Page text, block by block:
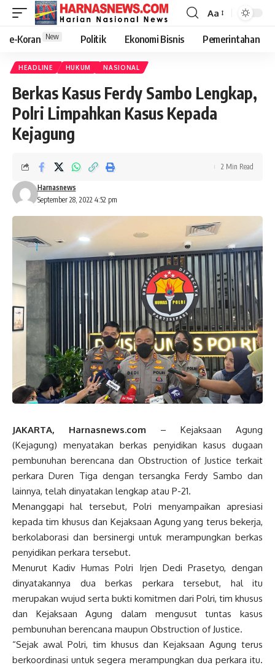
Aa
e-Koran New Politik Ekonomi Bisnis Pemerintahan
HEADLINE HUKUM NASIONAL
Berkas Kasus Ferdy Sambo Lengkap,
Polri Limpahkan Kasus Kepada
Kejagung
September 28, 2022 4:52 pm
Harnasnews
2 Min Read
JAKARTA, Harnasnews.com – Kejaksaan Agung
(Kejagung) menyatakan berkas penyidikan kasus dugaan
pembunuhan berencana dan Obstruction of Justice terkait
perkara Duren Tiga dengan tersangka Ferdy Sambo dan
lainnya, telah dinyatakan lengkap atau P-21.
Menanggapi hal tersebut, Polri menyampaikan apresiasi
kepada tim khusus dan Kejaksaan Agung yang terus bekerja,
berkolaborasi dan bersinergi untuk merampungkan berkas
penyidikan perkara tersebut.
Menurut Kadiv Humas Polri Irjen Dedi Prasetyo, dengan
dinyatakannya dua berkas perkara tersebut, hal itu
merupakan wujud serta bukti komitmen dari Polri, tim khusus
dan Kejaksaan Agung dalam mengusut tuntas kasus
pembunuhan berencana maupun Obstruction of Justice.
“Sejak awal Polri, tim khusus dan Kejaksaan Agung terus
berkoordinasi untuk segera merampungkan dua perkara itu.